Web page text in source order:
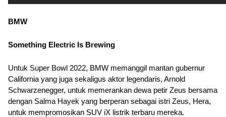
BMW
Something Electric Is Brewing
Untuk Super Bowl 2022, BMW memanggil mantan gubernur
California yang juga sekaligus aktor legendaris, Arnold
Schwarzenegger, untuk memerankan dewa petir Zeus bersama
dengan Salma Hayek yang berperan sebagai istri Zeus, Hera,
untuk mempromosikan SUV iX listrik terbaru mereka.